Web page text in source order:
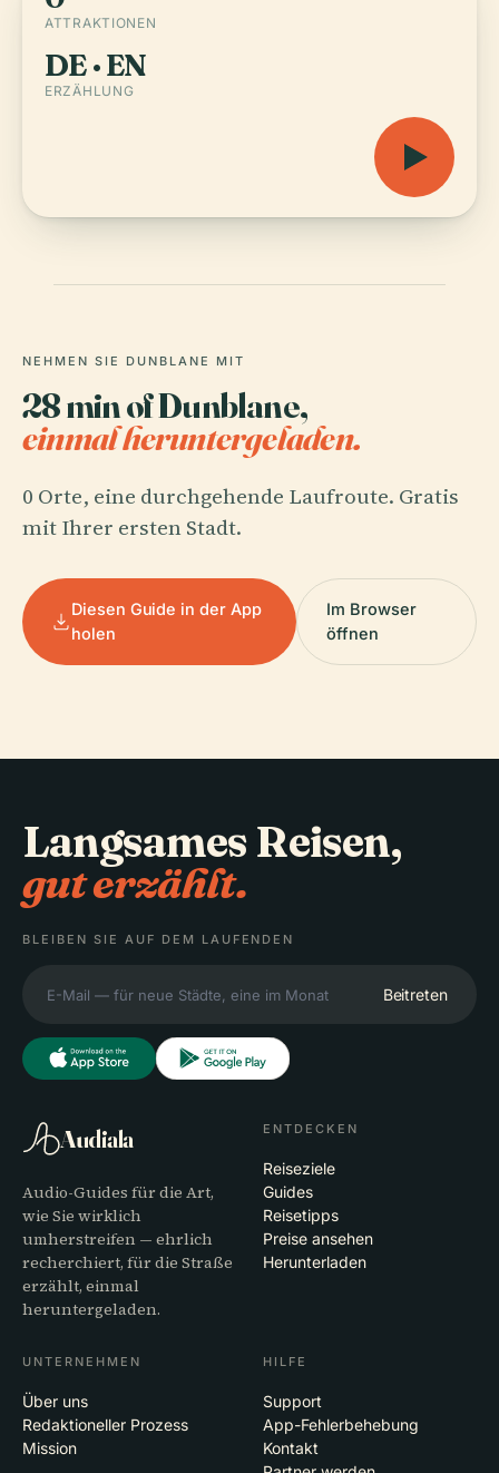
ATTRAKTIONEN
DE · EN
ERZÄHLUNG
NEHMEN SIE DUNBLANE MIT
28 min of Dunblane,
einmal heruntergeladen.
0 Orte, eine durchgehende Laufroute. Gratis
mit Ihrer ersten Stadt.
Diesen Guide in der App
holen
Im Browser
öffnen
Langsames Reisen,
gut erzählt.
BLEIBEN SIE AUF DEM LAUFENDEN
Beitreten
Audiala
Audio-Guides für die Art,
wie Sie wirklich
umherstreifen — ehrlich
recherchiert, für die Straße
erzählt, einmal
heruntergeladen.
ENTDECKEN
Reiseziele
Guides
Reisetipps
Preise ansehen
Herunterladen
UNTERNEHMEN
Über uns
Redaktioneller Prozess
Mission
HILFE
Support
App-Fehlerbehebung
Kontakt